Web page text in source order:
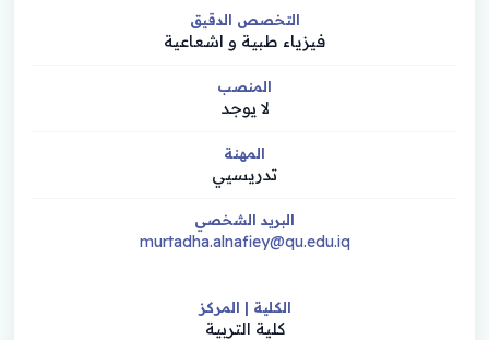
التخصص الدقيق
فيزياء طبية و اشعاعية
المنصب
لا يوجد
المهنة
تدريسيي
البريد الشخصي
murtadha.alnafiey@qu.edu.iq
الكلية | المركز
كلية التربية